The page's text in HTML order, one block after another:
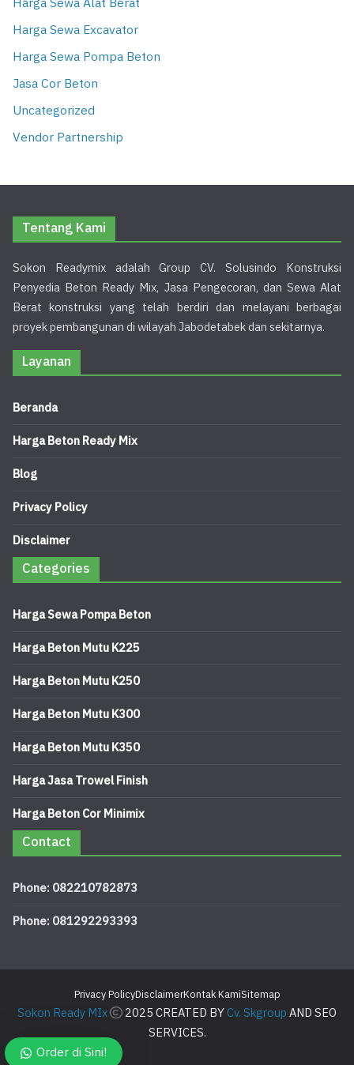
Harga Sewa Excavator
Harga Sewa Pompa Beton
Jasa Cor Beton
Uncategorized
Vendor Partnership
Tentang Kami
Sokon Readymix adalah Group CV. Solusindo Konstruksi
Penyedia Beton Ready Mix, Jasa Pengecoran, dan Sewa Alat
Berat konstruksi yang telah berdiri dan melayani berbagai
proyek pembangunan di wilayah Jabodetabek dan sekitarnya.
Layanan
Beranda
Harga Beton Ready Mix
Blog
Privacy Policy
Disclaimer
Categories
Harga Sewa Pompa Beton
Harga Beton Mutu K225
Harga Beton Mutu K250
Harga Beton Mutu K300
Harga Beton Mutu K350
Harga Jasa Trowel Finish
Harga Beton Cor Minimix
Contact
Phone: 082210782873
Phone: 081292293393
Privacy PolicyDisclaimerKontak KamiSitemap
Sokon Ready MIx 2025 CREATED BYCv. SkgroupAND SEO
SERVICES.
Order di Sini!